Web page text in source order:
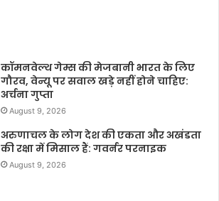
कॉमनवेल्थ गेम्स की मेजबानी भारत के लिए
गौरव, वेन्यू पर सवाल खड़े नहीं होने चाहिए:
अर्चना गुप्ता
August 9, 2026
अरुणाचल के लोग देश की एकता और अखंडता
की रक्षा में मिसाल हैं: गवर्नर परनाइक
August 9, 2026